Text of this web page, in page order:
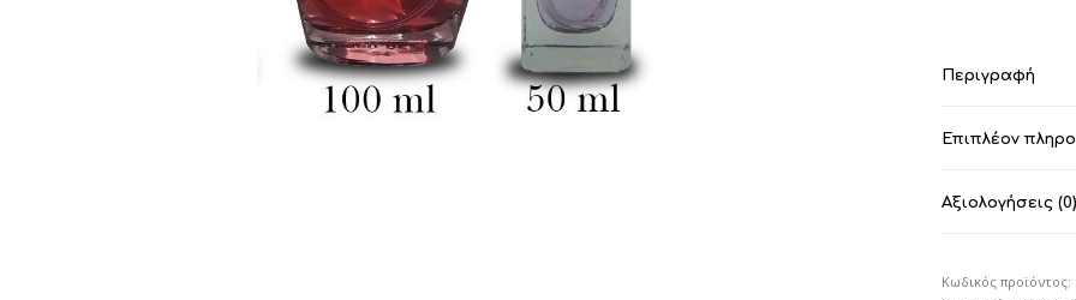
Περιγραφή
Επιπλέον
Αξιολογήσεις (0)
Κωδικός προϊόντος: